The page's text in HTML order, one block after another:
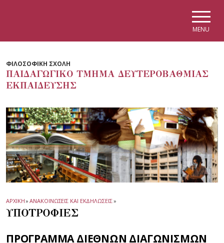
MENU
ΦΙΛΟΣΟΦΙΚΗ ΣΧΟΛΗ
ΠΑΙΔΑΓΩΓΙΚΟ ΤΜΗΜΑ ΔΕΥΤΕΡΟΒΑΘΜΙΑΣ
ΕΚΠΑΙΔΕΥΣΗΣ
ΑΡΧΙΚΗ» ΑΝΑΚΟΙΝΩΣΕΙΣ ΚΑΙ ΕΚΔΗΛΩΣΕΙΣ»
ΥΠΟΤΡΟΦΙΕΣ
ΠΡΟΓΡΑΜΜΑ ΔΙΕΘΝΩΝ ΔΙΑΓΩΝΙΣΜΩΝ